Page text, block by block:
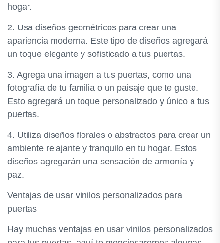
hogar.
2. Usa diseños geométricos para crear una
apariencia moderna. Este tipo de diseños agregará
un toque elegante y sofisticado a tus puertas.
3. Agrega una imagen a tus puertas, como una
fotografía de tu familia o un paisaje que te guste.
Esto agregará un toque personalizado y único a tus
puertas.
4. Utiliza diseños florales o abstractos para crear un
ambiente relajante y tranquilo en tu hogar. Estos
diseños agregarán una sensación de armonía y
paz.
Ventajas de usar vinilos personalizados para
puertas
Hay muchas ventajas en usar vinilos personalizados